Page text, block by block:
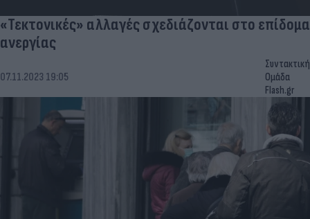
«Τεκτονικές» αλλαγές σχεδιάζονται στο επίδομα
ανεργίας
07.11.2023 19:05
Συντακτική
Ομάδα
Flash.gr